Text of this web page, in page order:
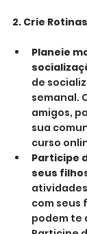
2. Crie
Planeie
de
semanal.
amigos,
sua
curso
Participe
seus
com seus
podem te